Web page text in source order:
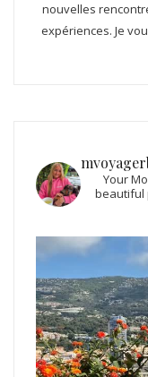
nouvelles
expériences. Je
Your
beautiful